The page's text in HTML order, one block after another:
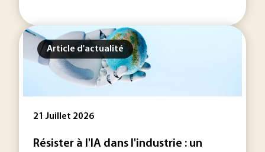
Article d'actualité
21 Juillet 2026
Résister à l'IA dans l'industrie : un